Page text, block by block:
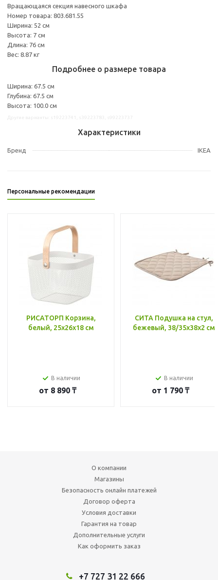
Вращающаяся секция навесного шкафа
Номер товара: 803.681.55
Ширина: 52 см
Высота: 7 см
Длина: 76 см
Вес: 8.87 кг
Подробнее о размере товара
Ширина: 67.5 см
Глубина: 67.5 см
Высота: 100.0 см
Характеристики
Бренд IKEA
Персональные рекомендации
РИСАТОРП Корзина,
белый, 25x26x18 см
В наличии
от 8 890 ₸
СИТА Подушка на стул,
бежевый, 38/35x38x2 см
В наличии
от 1 790 ₸
О компании
Магазины
Безопасность онлайн платежей
Договор оферта
Условия доставки
Гарантия на товар
Дополнительные услуги
Как оформить заказ
+7 727 31 22 666